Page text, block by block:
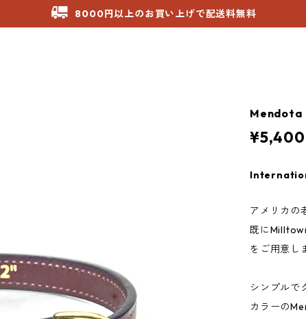
8000円以上のお買い上げで配送料無料
Mendota
¥5,400
アメリカの
既に
をご用意し
シンプルで
カラーの